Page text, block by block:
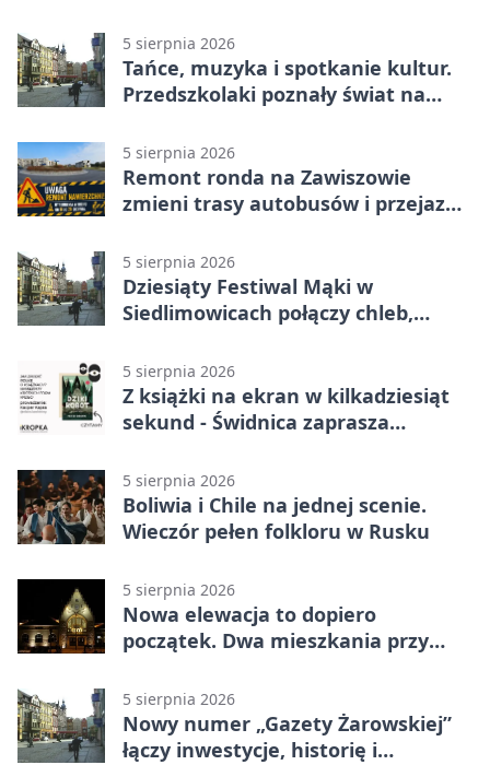
5 sierpnia 2026
Tańce, muzyka i spotkanie kultur.
Przedszkolaki poznały świat na
5 sierpnia 2026
Remont ronda na Zawiszowie
zmieni trasy autobusów i przejazd
5 sierpnia 2026
Dziesiąty Festiwal Mąki w
Siedlimowicach połączy chleb,
5 sierpnia 2026
Z książki na ekran w kilkadziesiąt
sekund - Świdnica zaprasza
5 sierpnia 2026
Boliwia i Chile na jednej scenie.
Wieczór pełen folkloru w Rusku
5 sierpnia 2026
Nowa elewacja to dopiero
początek. Dwa mieszkania przy
5 sierpnia 2026
Nowy numer „Gazety Żarowskiej”
łączy inwestycje, historię i